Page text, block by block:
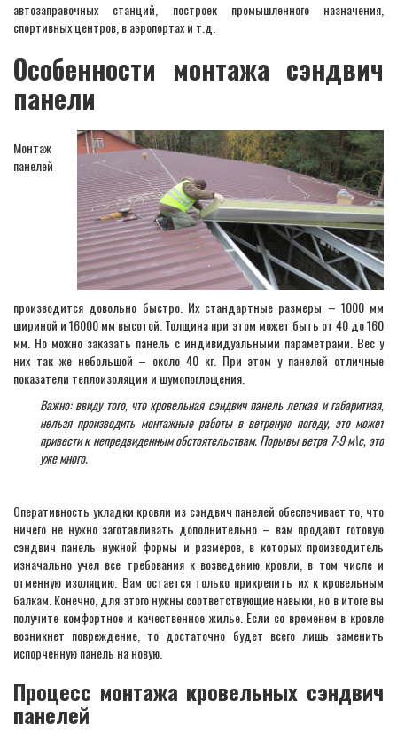
автозаправочных станций, построек промышленного назначения,
спортивных центров, в аэропортах и т.д.
Особенности монтажа сэндвич
панели
Монтаж
панелей
производится довольно быстро. Их стандартные размеры – 1000 мм
шириной и 16000 мм высотой. Толщина при этом может быть от 40 до 160
мм. Но можно заказать панель с индивидуальными параметрами. Вес у
них так же небольшой – около 40 кг. При этом у панелей отличные
показатели теплоизоляции и шумопоглощения.
Важно: ввиду того, что кровельная сэндвич панель легкая и габаритная,
нельзя производить монтажные работы в ветреную погоду, это может
привести к непредвиденным обстоятельствам. Порывы ветра 7-9 м\с, это
уже много.
Оперативность укладки кровли из сэндвич панелей обеспечивает то, что
ничего не нужно заготавливать дополнительно – вам продают готовую
сэндвич панель нужной формы и размеров, в которых производитель
изначально учел все требования к возведению кровли, в том числе и
отменную изоляцию. Вам остается только прикрепить их к кровельным
балкам. Конечно, для этого нужны соответствующие навыки, но в итоге вы
получите комфортное и качественное жилье. Если со временем в кровле
возникнет повреждение, то достаточно будет всего лишь заменить
испорченную панель на новую.
Процесс монтажа кровельных сэндвич
панелей